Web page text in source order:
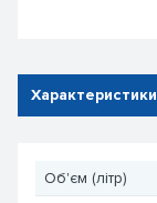
Характеристики
Об'єм (літр)